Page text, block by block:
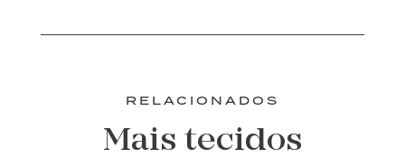
RELACIONADOS
Mais tecidos